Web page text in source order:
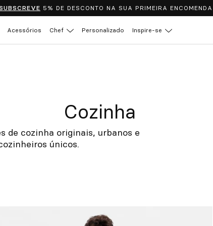
5% DE DESCONTO NA SUA PRIMEIRA ENCOMENDA
Acessórios Chef Personalizado Inspire-se
Cozinha
de cozinha originais, urbanos e
únicos.